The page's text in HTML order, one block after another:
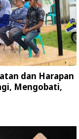
dan Harapan
Mengobati,